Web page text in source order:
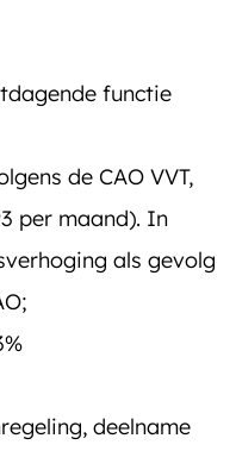
functie
de CAO VVT,
per maand). In
als gevolg
deelname